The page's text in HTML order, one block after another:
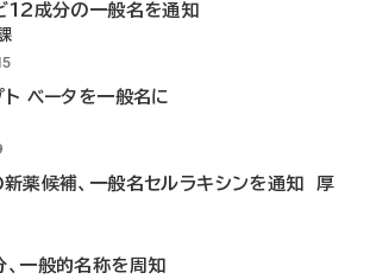
12成分の一般名を通知
ト ベータを一般名に
新薬候補、一般名セルラキシンを通知 厚
一般的名称を周知